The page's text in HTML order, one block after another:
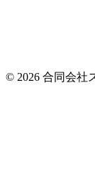
© 2026 合同会社